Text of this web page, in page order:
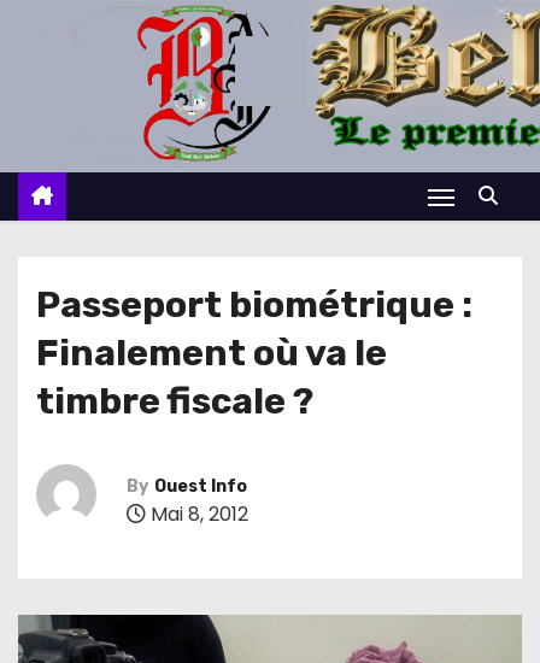
c
Passeport biométrique :
Finalement où va le
timbre fiscale ?
By Ouest Info
Mai 8, 2012